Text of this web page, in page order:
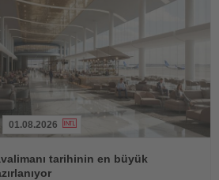
01.08.2026
tarihinin en büyük